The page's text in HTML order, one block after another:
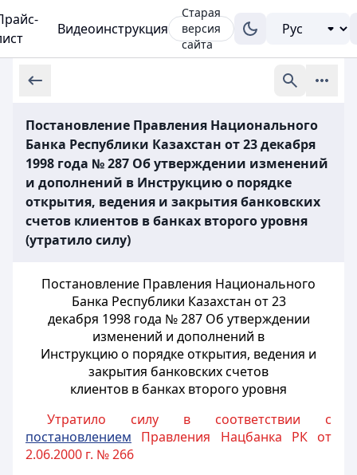
Видеоинструкция
Старая
версия
сайта
Постановление Правления Национального
Банка Республики Казахстан от 23 декабря
1998 года № 287 Об утверждении изменений
и дополнений в Инструкцию о порядке
открытия, ведения и закрытия банковских
счетов клиентов в банках второго уровня
(утратило силу)
Постановление Правления Национального
Банка Республики Казахстан от 23
декабря 1998 года № 287 Об утверждении
изменений и дополнений в
Инструкцию о порядке открытия, ведения и
закрытия банковских счетов
клиентов в банках второго уровня
Утратило силу в соответствии с
постановлением Правления Нацбанка РК от
2.06.2000 г. № 266